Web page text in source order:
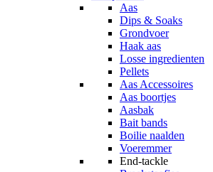
Aas
Dips & Soaks
Grondvoer
Haak aas
Losse ingredienten
Pellets
Aas Accessoires
Aas boortjes
Aasbak
Bait bands
Boilie naalden
Voeremmer
End-tackle